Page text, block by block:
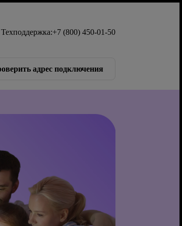
Техподдержка:+7 (800) 450-01-50
адрес подключения